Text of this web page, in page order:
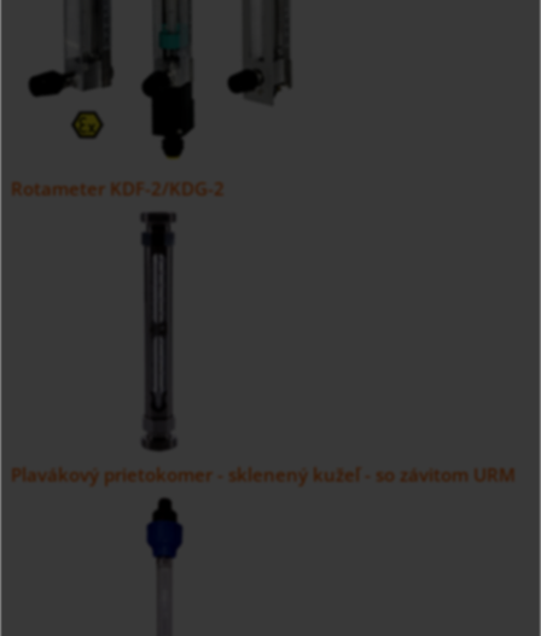
Rotameter KDF-2/KDG-2
Plavákový prietokomer - sklenený kužeľ - so závitom URM